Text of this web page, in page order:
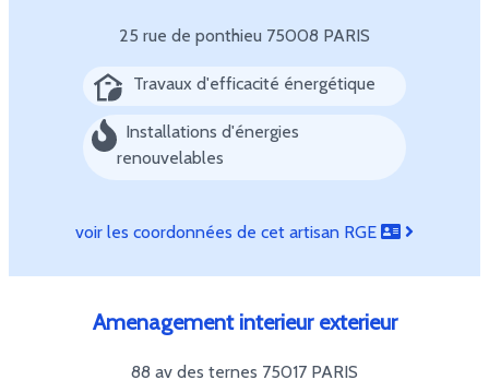
25 rue de ponthieu 75008 PARIS
Travaux d'efficacité énergétique
Installations d'énergies
renouvelables
voir les coordonnées de cet artisan RGE
Amenagement interieur exterieur
88 av des ternes 75017 PARIS